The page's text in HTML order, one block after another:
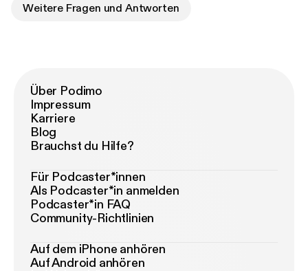
Weitere Fragen und Antworten
Über Podimo
Impressum
Karriere
Blog
Brauchst du Hilfe?
Für Podcaster*innen
Als Podcaster*in anmelden
Podcaster*in FAQ
Community-Richtlinien
Auf dem iPhone anhören
Auf Android anhören